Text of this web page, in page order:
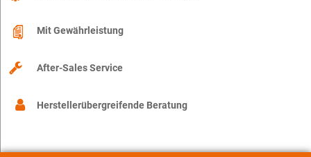
Mit Gewährleistung
After-Sales Service
Herstellerübergreifende Beratung